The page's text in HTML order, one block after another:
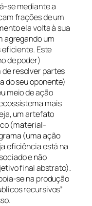
se mediante a
frações de um
ela volta à sua
agregando um
eficiente. Este
de poder)
resolver partes
do seu oponente)
meio de ação
mais
um artefato
(material-
(uma ação
eficiência está na
e não
final abstrato).
se na produção
recursivos”